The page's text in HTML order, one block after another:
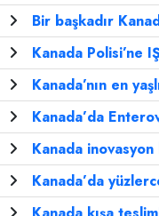
Bir başkadır
Kanada Polisi’ne
Kanada’nın en
Kanada’da
Kanada
Kanada’da